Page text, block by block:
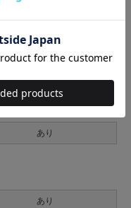
あり
あり
あり